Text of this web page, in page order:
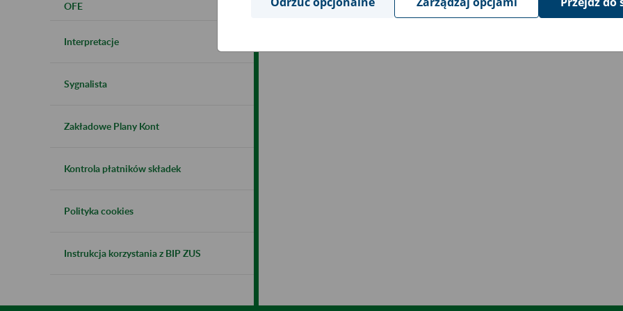
OFE
Interpretacje
Sygnalista
Zakładowe Plany Kont
Kontrola płatników składek
Polityka cookies
Instrukcja korzystania z BIP ZUS